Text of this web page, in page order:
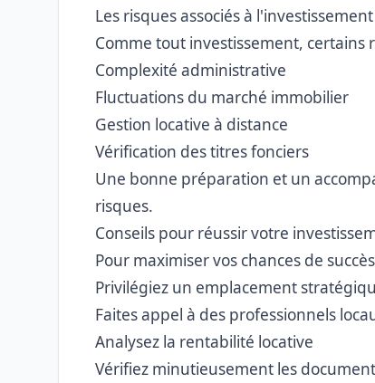
Les risques associés à
Comme tout investissement, certains
Complexité administrative
Fluctuations du marché immobilier
Gestion locative à distance
Vérification des titres fonciers
Une bonne préparation et un
risques.
Conseils pour réussir votre
Pour maximiser vos chances de
Privilégiez un emplacement
Faites appel à des professionnels
Analysez la rentabilité locative
Vérifiez minutieusement les